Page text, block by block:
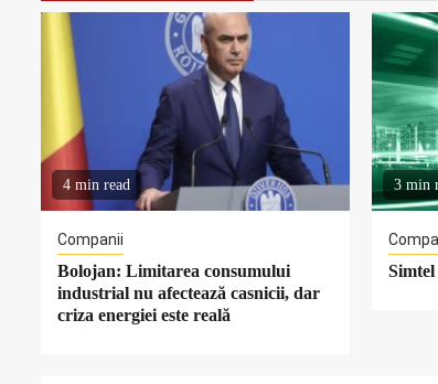
4 min read
Companii
Bolojan: Limitarea consumului
industrial nu afectează casnicii, dar
criza energiei este reală
3 min